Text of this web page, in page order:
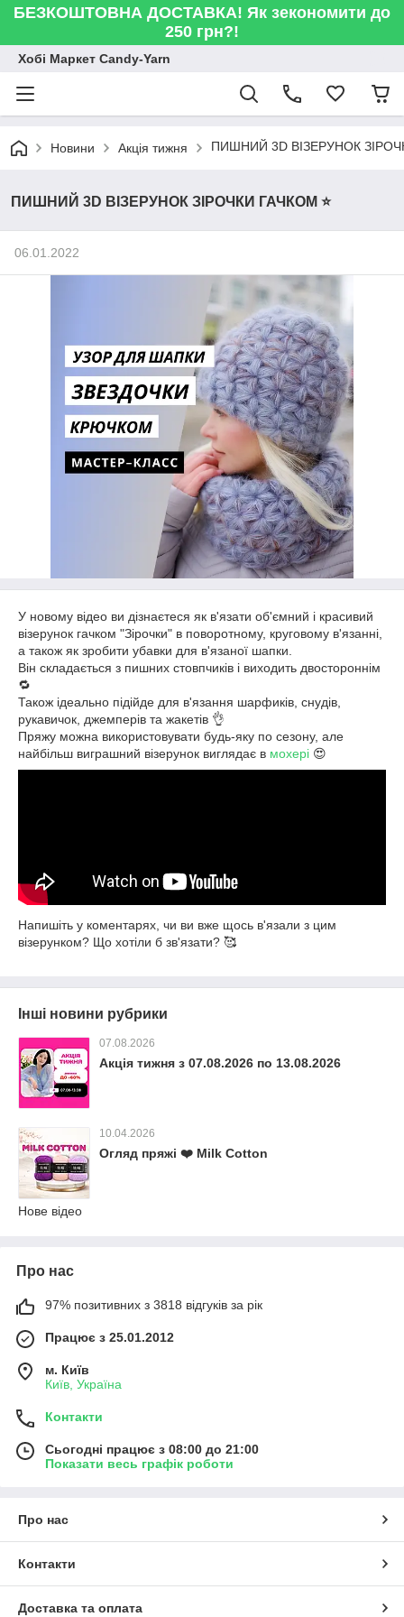
БЕЗКОШТОВНА ДОСТАВКА! Як зекономити до
250 грн?!
Хобі Маркет Candy-Yarn
Новини Акція тижня ПИШНИЙ 3D ВІЗЕРУНОК
ПИШНИЙ 3D ВІЗЕРУНОК ЗІРОЧКИ ГАЧКОМ ⭐️
06.01.2022
У новому відео ви дізнаєтеся як в'язати об'ємний і красивий
візерунок гачком "Зірочки" в поворотному, круговому в'язанні,
а також як зробити убавки для в'язаної шапки.
Він складається з пишних стовпчиків і виходить двостороннім
🔁
Також ідеально підійде для в'язання шарфиків, снудів,
рукавичок, джемперів та жакетів 👌
Пряжу можна використовувати будь-яку по сезону, але
найбільш виграшний візерунок виглядає в мохері 😍
Напишіть у коментарях, чи ви вже щось в'язали з цим
візерунком? Що хотіли б зв'язати? 🥰
Інші новини рубрики
07.08.2026
Акція тижня з 07.08.2026 по 13.08.2026
10.04.2026
Огляд пряжі ❤️ Milk Cotton
Нове відео
Про нас
97% позитивних з 3818 відгуків за рік
Працює з 25.01.2012
м. Київ
Київ, Україна
Контакти
Сьогодні працює з 08:00 до 21:00
Показати весь графік роботи
Про нас
Контакти
Доставка та оплата